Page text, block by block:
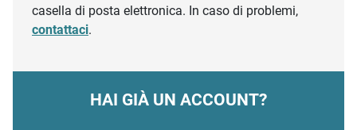
casella di posta elettronica. In caso di problemi,
contattaci.
HAI GIÀ UN ACCOUNT?